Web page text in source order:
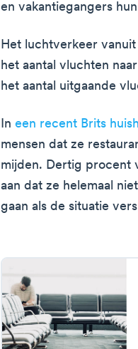
en vakantiegangers
Het luchtverkeer
het aantal vluchten
het aantal uitgaande
Ineen recent Brits
mensen dat ze
mijden. Dertig procent
aan dat ze helemaal
gaan als de situatie